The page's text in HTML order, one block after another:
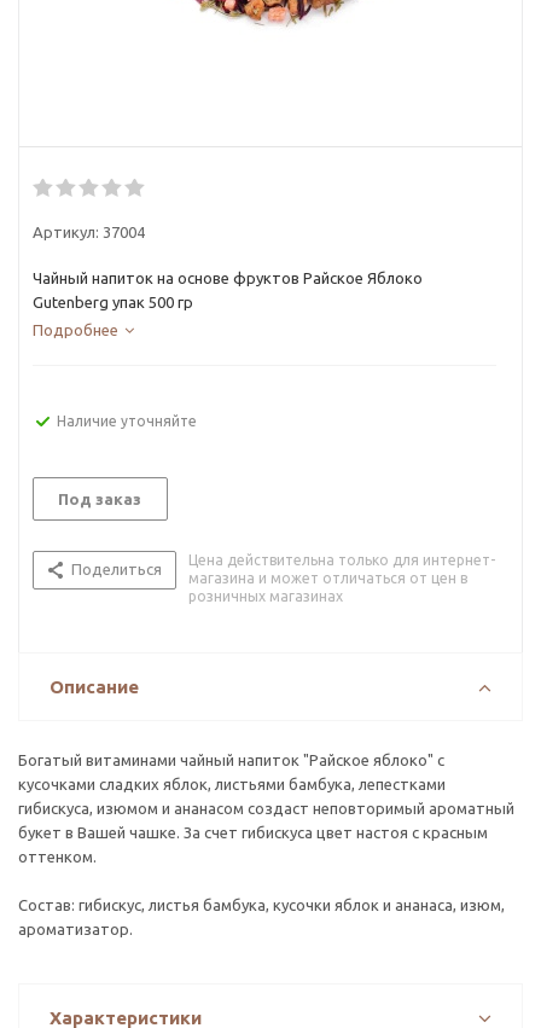
Артикул: 37004
Чайный напиток на основе фруктов Райское Яблоко
Gutenberg упак 500 гр
Подробнее
Наличие уточняйте
Под заказ
Поделиться
Цена действительна только для интернет-
магазина и может отличаться от цен в
розничных магазинах
Описание
Богатый витаминами чайный напиток "Райское яблоко" с
кусочками сладких яблок, листьями бамбука, лепестками
гибискуса, изюмом и ананасом создаст неповторимый ароматный
букет в Вашей чашке. За счет гибискуса цвет настоя с красным
оттенком.
Состав: гибискус, листья бамбука, кусочки яблок и ананаса, изюм,
ароматизатор.
Характеристики